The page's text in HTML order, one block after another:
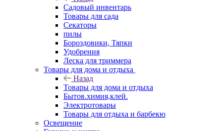
Садовый инвентарь
Товары для сада
Секаторы
пилы
Бороздовики, Тяпки
Удобрения
Леска для триммера
Товары для дома и отдыха
Назад
Товары для дома и отдыха
Бытов.химия,клей.
Электротовары
Товары для отдыха и барбекю
Освещение